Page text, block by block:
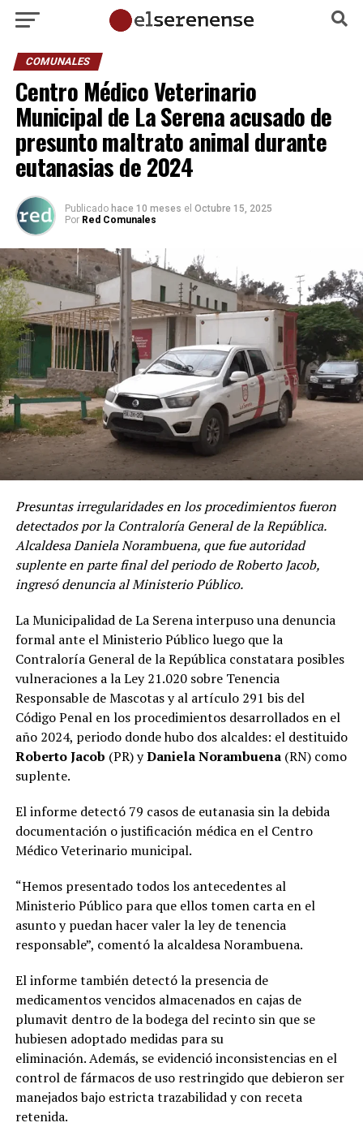
COMUNALES
Centro Médico Veterinario
Municipal de La Serena acusado de
presunto maltrato animal durante
eutanasias de 2024
Publicado hace 10 meses el Octubre 15, 2025
Por Red Comunales
Presuntas irregularidades en los procedimientos fueron
detectados por la Contraloría General de la República.
Alcaldesa Daniela Norambuena, que fue autoridad
suplente en parte final del periodo de Roberto Jacob,
ingresó denuncia al Ministerio Público.
La Municipalidad de La Serena interpuso una denuncia
formal ante el Ministerio Público luego que la
Contraloría General de la República constatara posibles
vulneraciones a la Ley 21.020 sobre Tenencia
Responsable de Mascotas y al artículo 291 bis del
Código Penal en los procedimientos desarrollados en el
año 2024, periodo donde hubo dos alcaldes: el destituido
Roberto Jacob (PR) yDaniela Norambuena (RN) como
suplente.
El informe detectó 79 casos de eutanasia sin la debida
documentación o justificación médica en el Centro
Médico Veterinario municipal.
“Hemos presentado todos los antecedentes al
Ministerio Público para que ellos tomen carta en el
asunto y puedan hacer valer la ley de tenencia
responsable”, comentó la alcaldesa Norambuena.
El informe también detectó la presencia de
medicamentos vencidos almacenados en cajas de
plumavit dentro de la bodega del recinto sin que se
hubiesen adoptado medidas para su
eliminación. Además, se evidenció inconsistencias en el
control de fármacos de uso restringido que debieron ser
manejados bajo estricta trazabilidad y con receta
retenida.